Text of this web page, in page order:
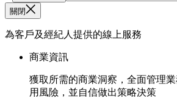
關閉
為客戶及經紀人提供的線上服務
商業資訊
獲取所需的商業洞察，全面管理
用風險，並自信做出策略決策